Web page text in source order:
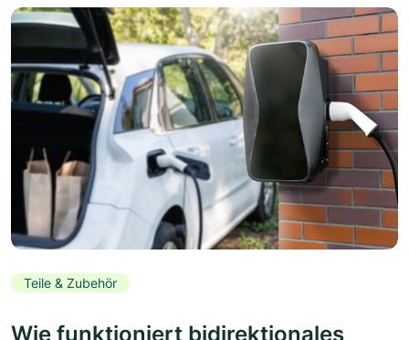
Teile & Zubehör
Wie funktioniert bidirektionales